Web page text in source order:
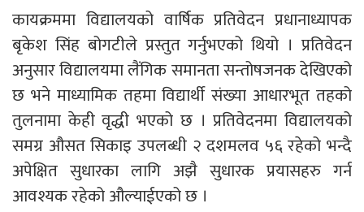
कायक्रममा विद्यालयको वार्षिक प्रतिवेदन प्रधानाध्यापक
बृकेश सिंह बोगटीले प्रस्तुत गर्नुभएको थियो । प्रतिवेदन
अनुसार विद्यालयमा लैंगिक समानता सन्तोषजनक देखिएको
छ भने माध्यामिक तहमा विद्यार्थी संख्या आधारभूत तहको
तुलनामा केही वृद्धी भएको छ । प्रतिवेदनमा विद्यालयको
समग्र औसत सिकाइ उपलब्धी २ दशमलव ५६ रहेको भन्दै
अपेक्षित सुधारका लागि अझै सुधारक प्रयासहरु गर्न
आवश्यक रहेको औल्याईएको छ ।